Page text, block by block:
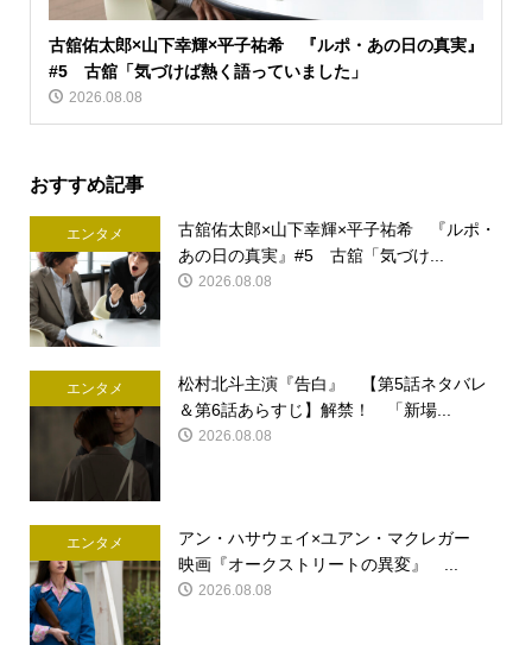
古舘佑太郎×山下幸輝×平子祐希 『ルポ・あの日の真実』
#5 古舘「気づけば熱く語っていました」
2026.08.08
おすすめ記事
エンタメ
古舘佑太郎×山下幸輝×平子祐希 『ルポ・
あの日の真実』#5 古舘「気づけ...
2026.08.08
エンタメ
松村北斗主演『告白』 【第5話ネタバレ
＆第6話あらすじ】解禁！ 「新場...
2026.08.08
エンタメ
アン・ハサウェイ×ユアン・マクレガー
映画『オークストリートの異変』 ...
2026.08.08